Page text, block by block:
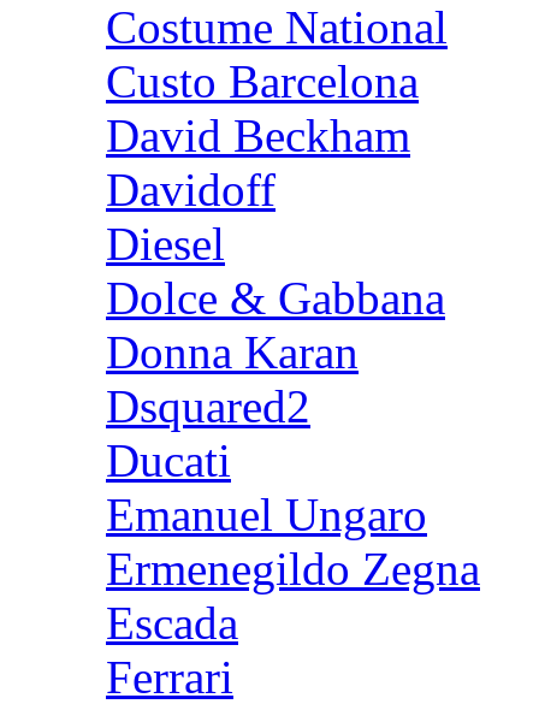
Costume National
Custo Barcelona
David Beckham
Davidoff
Diesel
Dolce & Gabbana
Donna Karan
Dsquared2
Ducati
Emanuel Ungaro
Ermenegildo Zegna
Escada
Ferrari